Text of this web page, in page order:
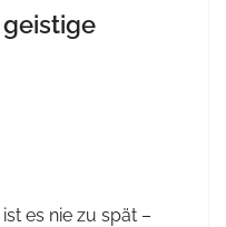
es nie zu spät –